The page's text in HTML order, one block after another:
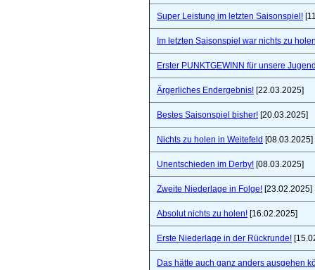
Super Leistung im letzten Saisonspiel!
Im letzten Saisonspiel war nichts zu
Erster PUNKTGEWINN für unsere
Ärgerliches Endergebnis! [22.03.2025]
Bestes Saisonspiel bisher! [20.03.2025]
Nichts zu holen in Weitefeld [08.03.2025]
Unentschieden im Derby! [08.03.2025]
Zweite Niederlage in Folge! [23.02.2025]
Absolut nichts zu holen! [16.02.2025]
Erste Niederlage in der Rückrunde!
Das hätte auch ganz anders ausgehen